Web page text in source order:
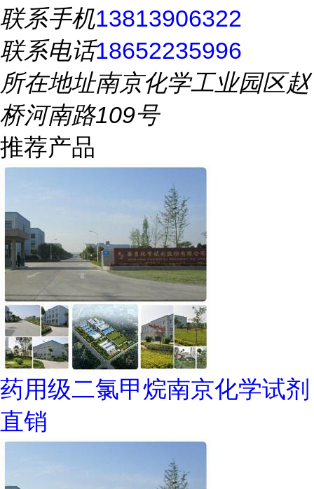
联系手机13813906322
联系电话18652235996
所在地址南京化学工业园区赵
桥河南路109号
推荐产品
药用级二氯甲烷南京化学试剂
直销